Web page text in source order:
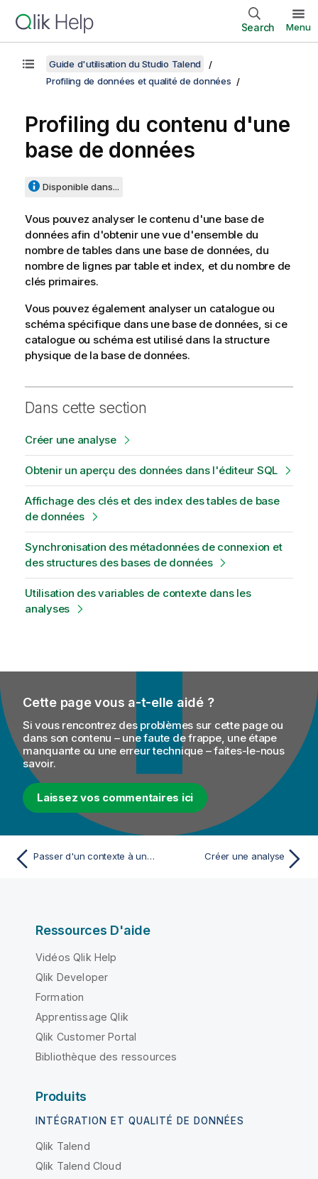
Search Menu
Guide d'utilisation du Studio Talend
Profiling de données et qualité de données
Profiling du contenu d'une
base de données
Disponible dans...
Vous pouvez analyser le contenu d'une base de
données afin d'obtenir une vue d'ensemble du
nombre de tables dans une base de données, du
nombre de lignes par table et index, et du nombre de
clés primaires.
Vous pouvez également analyser un catalogue ou
schéma spécifique dans une base de données, si ce
catalogue ou schéma est utilisé dans la structure
physique de la base de données.
Dans cette section
Créer une analyse
Obtenir un aperçu des données dans l'éditeur SQL
Affichage des clés et des index des tables de base
de données
Synchronisation des métadonnées de connexion et
des structures des bases de données
Utilisation des variables de contexte dans les
analyses
Cette page vous a-t-elle aidé ?
Si vous rencontrez des problèmes sur cette page ou
dans son contenu – une faute de frappe, une étape
manquante ou une erreur technique – faites-le-nous
savoir.
Laissez vos commentaires ici
Passer d'un contexte à un autre de la connexion Créer une analyse
Ressources D'aide
Vidéos Qlik Help
Qlik Developer
Formation
Apprentissage Qlik
Qlik Customer Portal
Bibliothèque des ressources
Produits
INTÉGRATION ET QUALITÉ DE DONNÉES
Qlik Talend
Qlik Talend Cloud